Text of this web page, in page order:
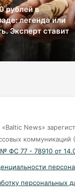
рублей в
легенда или
Эксперт ставит
News»
коммуникаций
ФС 77 - 78910 от
персональных